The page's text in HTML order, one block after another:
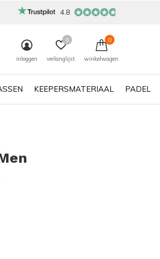
KEEPERSMATERIAAL PADEL
inloggen verlanglijst
0
winkelwagen
0
4.8